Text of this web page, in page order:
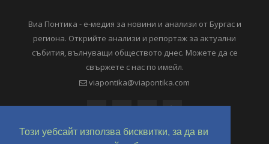
Този уебсайт използва бисквитки, за да ви
Виа Понтика - е-медия за новини и анализи от Бургас и
региона. Открийте анализи и репортаж за актуални
събития, вълнуващи обществото днес. Можете да се
свържете с нас по имейл.
viapontika@viapontika.com